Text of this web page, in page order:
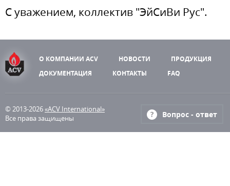
С уважением, коллектив "ЭйСиВи Рус".
О КОМПАНИИ ACV НОВОСТИ
ПРОДУКЦИЯ
ДОКУМЕНТАЦИЯ
КОНТАКТЫ FAQ
© 2013-2026«ACV International»
Все права защищены
Вопрос - ответ